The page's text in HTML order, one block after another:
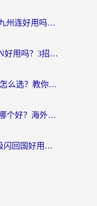
海外党必看：Quickback和九州连好用吗？3步选对回国加速器实现无缝刷国内资源
海外党必看：云极和KanCN好用吗？3招教你选对回国加速器（附免费VPN避坑指南）
海外党必看：国内下载vpn怎么选？教你无缝访问国内资源的实用指南
Quickback和极速穿梭VPN哪个好？海外党亲测3招选对回国加速器，看这篇就够了
海外党避坑指南：斧牛和极闪回国好用吗？选对加速器才能无缝刷剧玩游戏